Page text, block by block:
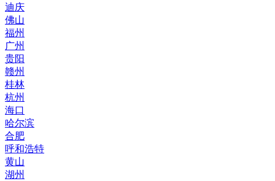
迪庆
佛山
福州
广州
贵阳
赣州
桂林
杭州
海口
哈尔滨
合肥
呼和浩特
黄山
湖州